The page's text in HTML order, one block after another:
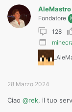
AleMastro
Fondatore
128
28 Marzo 2024
Ciao @rek, il tuo